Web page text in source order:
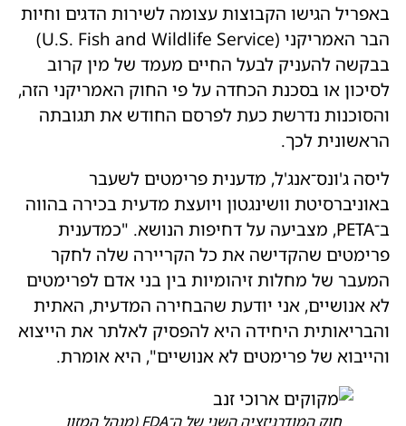
באפריל הגישו הקבוצות עצומה לשירות הדגים וחיות
הבר האמריקני (U.S. Fish and Wildlife Service)
בבקשה להעניק לבעל החיים מעמד של מין קרוב
לסיכון או בסכנת הכחדה על פי החוק האמריקני הזה,
והסוכנות נדרשת כעת לפרסם החודש את תגובתה
הראשונית לכך.
ליסה ג'ונס־אנג'ל, מדענית פרימטים לשעבר
באוניברסיטת וושינגטון ויועצת מדעית בכירה בהווה
ב־PETA, מצביעה על דחיפות הנושא. "כמדענית
פרימטים שהקדישה את כל הקריירה שלה לחקר
המעבר של מחלות זיהומיות בין בני אדם לפרימטים
לא אנושיים, אני יודעת שהבחירה המדעית, האתית
והבריאותית היחידה היא להפסיק לאלתר את הייצוא
והייבוא של פרימטים לא אנושיים", היא אומרת.
חוק המודרניזציה השני של ה־FDA (מנהל המזון